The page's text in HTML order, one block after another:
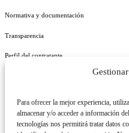
Para ofrecer la mejor experiencia,
almacenar y/o acceder a información
tecnologías nos permitirá tratar datos
Normativa y documentación
Transparencia
Perfil del contratante